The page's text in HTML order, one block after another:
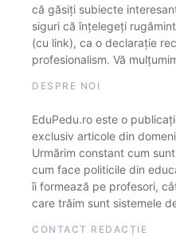
că găsiți subiecte
siguri că înțelegeți
(cu link), ca o declarație
profesionalism. Vă
DESPRE NOI
EduPedu.ro este o
exclusiv articole din
Urmărim constant cum
cum face politicile din
îi formează pe profesori,
care trăim sunt sistemele
CONTACT REDACȚIE